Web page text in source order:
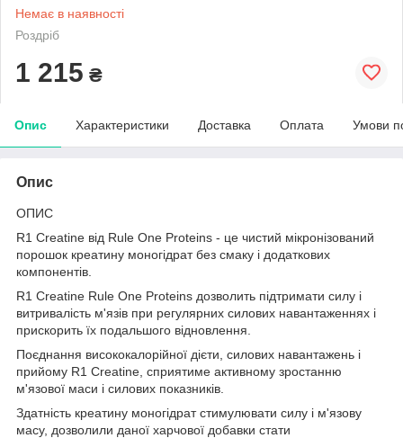
Немає в наявності
Роздріб
1 215 ₴
Опис Характеристики Доставка Оплата Умови
Опис
ОПИС
R1 Creatine від Rule One Proteins - це чистий мікронізований
порошок креатину моногідрат без смаку і додаткових
компонентів.
R1 Creatine Rule One Proteins дозволить підтримати силу і
витривалість м'язів при регулярних силових навантаженнях і
прискорить їх подальшого відновлення.
Поєднання висококалорійної дієти, силових навантажень і
прийому R1 Creatine, сприятиме активному зростанню
м'язової маси і силових показників.
Здатність креатину моногідрат стимулювати силу і м'язову
масу, дозволили даної харчової добавки стати